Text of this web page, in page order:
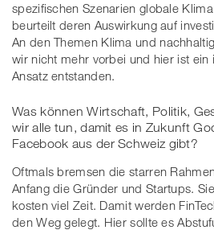
spezifischen Szenarien globale
beurteilt deren Auswirkung auf
An den Themen Klima und
wir nicht mehr vorbei und hier ist ein
Ansatz entstanden.
Was können Wirtschaft, Politik,
wir alle tun, damit es in Zukunft
Facebook aus der Schweiz gibt?
Oftmals bremsen die starren
Anfang die Gründer und Startups.
kosten viel Zeit. Damit werden
den Weg gelegt. Hier sollte es